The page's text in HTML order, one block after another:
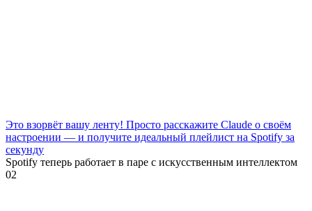
Это взорвёт вашу ленту! Просто расскажите Claude о своём
настроении — и получите идеальный плейлист на Spotify за
секунду
Spotify теперь работает в паре с искусственным интеллектом
02